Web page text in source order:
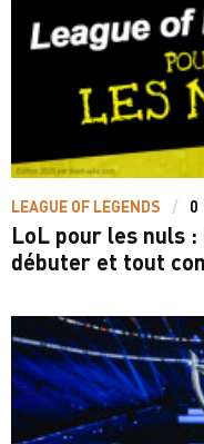
LEAGUE OF LEGENDS 0
LoL pour les nuls
débuter et tout